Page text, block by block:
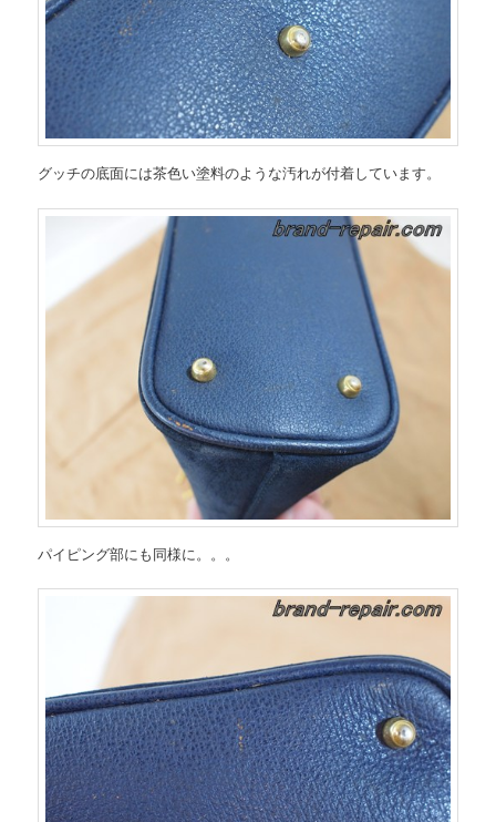
グッチの底面には茶色い塗料のような汚れが付着しています。
パイピング部にも同様に。。。